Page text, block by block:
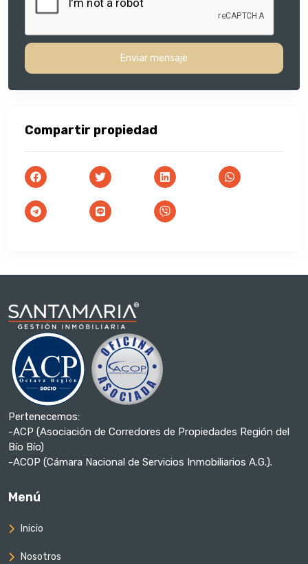
Enviar mensaje
Compartir propiedad
Pertenecemos:
-ACP (Asociación de Corredores de Propiedades Región del
Bío Bío)
-ACOP (Cámara Nacional de Servicios Inmobiliarios A.G.).
Menú
Inicio
Nosotros